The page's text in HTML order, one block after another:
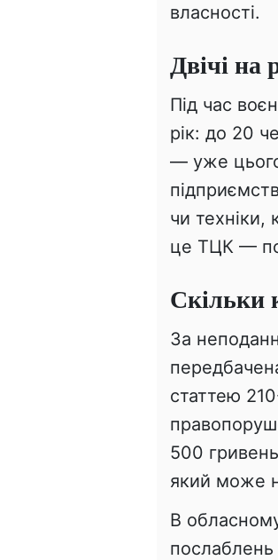
власності.
Двічі на
Під час
рік: до 20
— уже
чи техніки,
це ТЦК —
Скільки
За
статтею
500
який може
В